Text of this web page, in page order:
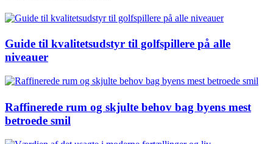
Guide til kvalitetsudstyr til golfspillere på alle
niveauer
Raffinerede rum og skjulte behov bag byens mest
betroede smil